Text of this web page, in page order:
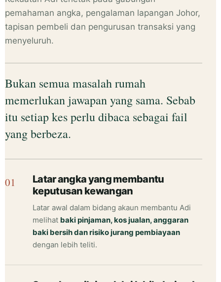
pemahaman angka, pengalaman lapangan Johor,
tapisan pembeli dan pengurusan transaksi yang
menyeluruh.
Bukan semua masalah rumah
memerlukan jawapan yang sama. Sebab
itu setiap kes perlu dibaca sebagai fail
yang berbeza.
Latar angka yang membantu
keputusan kewangan
Latar awal dalam bidang akaun membantu Adi
melihat baki pinjaman, kos jualan, anggaran
baki bersih dan risiko jurang pembiayaan
dengan lebih teliti.